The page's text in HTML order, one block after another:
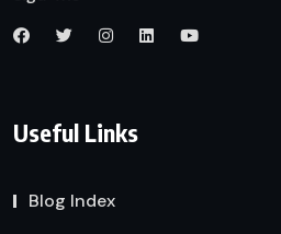
Useful Links
Blog Index